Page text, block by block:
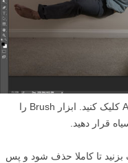
از پایین پنل لایه‌ها بر آیکون Add Layer Mask کلیک کنید. ابزار Brush را
قرار دهید.
بزنید تا کاملا حذف شود و پس